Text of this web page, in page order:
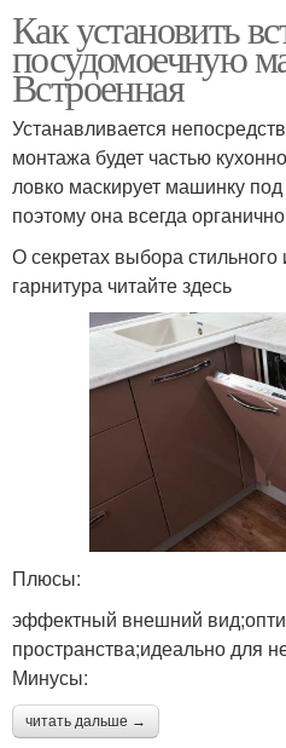
Как установить
посудомоечную
Встроенная
Устанавливается
монтажа будет частью
ловко маскирует машинку
поэтому она всегда
О секретах выбора стильного
гарнитура читайте здесь
Плюсы:
эффектный внешний
пространства;идеально для
Минусы:
читать дальше →